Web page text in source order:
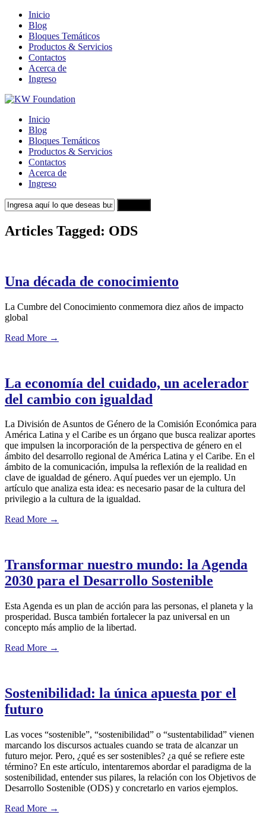
Inicio
Blog
Bloques Temáticos
Productos & Servicios
Contactos
Acerca de
Ingreso
Inicio
Blog
Bloques Temáticos
Productos & Servicios
Contactos
Acerca de
Ingreso
Articles Tagged: ODS
Una década de conocimiento
La Cumbre del Conocimiento conmemora diez años de impacto
global
Read More →
La economía del cuidado, un acelerador
del cambio con igualdad
La División de Asuntos de Género de la Comisión Económica para
América Latina y el Caribe es un órgano que busca realizar aportes
que impulsen la incorporación de la perspectiva de género en el
ámbito del desarrollo regional de América Latina y el Caribe. En el
ámbito de la comunicación, impulsa la reflexión de la realidad en
clave de igualdad de género. Aquí puedes ver un ejemplo. Un
artículo que analiza esta idea: es necesario pasar de la cultura del
privilegio a la cultura de la igualdad.
Read More →
Transformar nuestro mundo: la Agenda
2030 para el Desarrollo Sostenible
Esta Agenda es un plan de acción para las personas, el planeta y la
prosperidad. Busca también fortalecer la paz universal en un
concepto más amplio de la libertad.
Read More →
Sostenibilidad: la única apuesta por el
futuro
Las voces “sostenible”, “sostenibilidad” o “sustentabilidad” vienen
marcando los discursos actuales cuando se trata de alcanzar un
futuro mejor. Pero, ¿qué es ser sostenibles? ¿a qué se refiere este
término? En este artículo, intentaremos abordar el paradigma de la
sostenibilidad, entender sus pilares, la relación con los Objetivos de
Desarrollo Sostenible (ODS) y concretarlo en varios ejemplos.
Read More →